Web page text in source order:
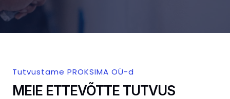
Tutvustame PROKSIMA OÜ-d
MEIE ETTEVÕTTE TUTVUS